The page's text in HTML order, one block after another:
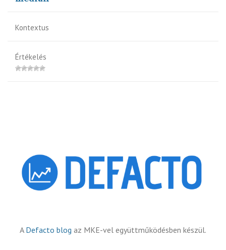
Kontextus
Értékelés
A Defacto blog az MKE-vel együttműködésben készül.